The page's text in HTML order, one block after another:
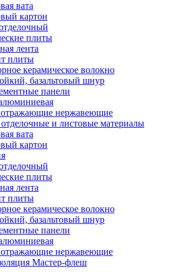
вата
картон
плиты
лента
плиты
керамическое волокно
базальтовый шнур
панели
нержавеющие
и листовые материалы
вата
картон
плиты
лента
плиты
керамическое волокно
базальтовый шнур
панели
нержавеющие
Мастер-флеш